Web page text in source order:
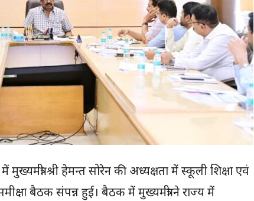
मुख्यमंत्री श्री हेमन्त सोरेन की अध्यक्षता में स्कूली शिक्षा एवं
बैठक संपन्न हुई। बैठक में मुख्यमंत्री ने राज्य में